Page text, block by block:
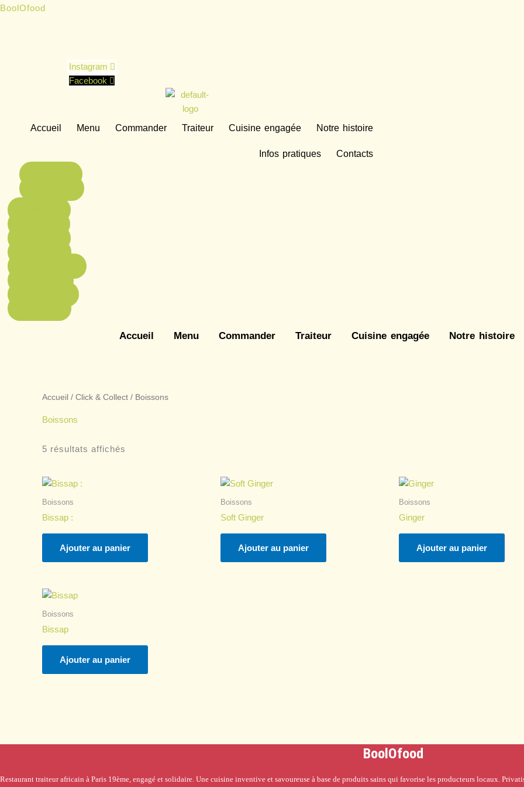
Aller
BoolOfood
Instagram
Facebook
Accueil Menu Commander Traiteur Cuisine engagée Notre histoire
Infos pratiques Contacts
Accueil Menu Commander Traiteur Cuisine engagée Notre histoire
Accueil / Click & Collect / Boissons
Boissons
5 résultats affichés
Boissons
Bissap :
Ajouter au panier
Boissons
Soft Ginger
Ajouter au panier
Boissons
Ginger
Ajouter au panier
Boissons
Bissap
Ajouter au panier
BoolOfood
Restaurant traiteur africain à Paris 19ème, engagé et solidaire. Une cuisine inventive et savoureuse à base de produits sains qui favorise les producteurs locaux.